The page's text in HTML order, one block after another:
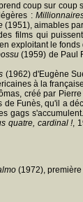
coup sur
:
(1951), aimables
films qui
exploitant le
(1959) de Paul
(1962) d'Eugène
à la
créé par
de Funès, qu'il a
gags
quatre, cardinal !,
(1972),